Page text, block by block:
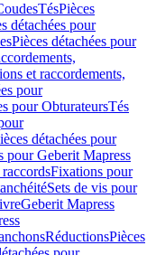
TésPièces
détachées pour
Pièces détachées pour
et raccordements,
pour
pour ObturateursTés
détachées pour
pour Geberit Mapress
Fixations pour
Sets de vis pour
Geberit Mapress
RéductionsPièces